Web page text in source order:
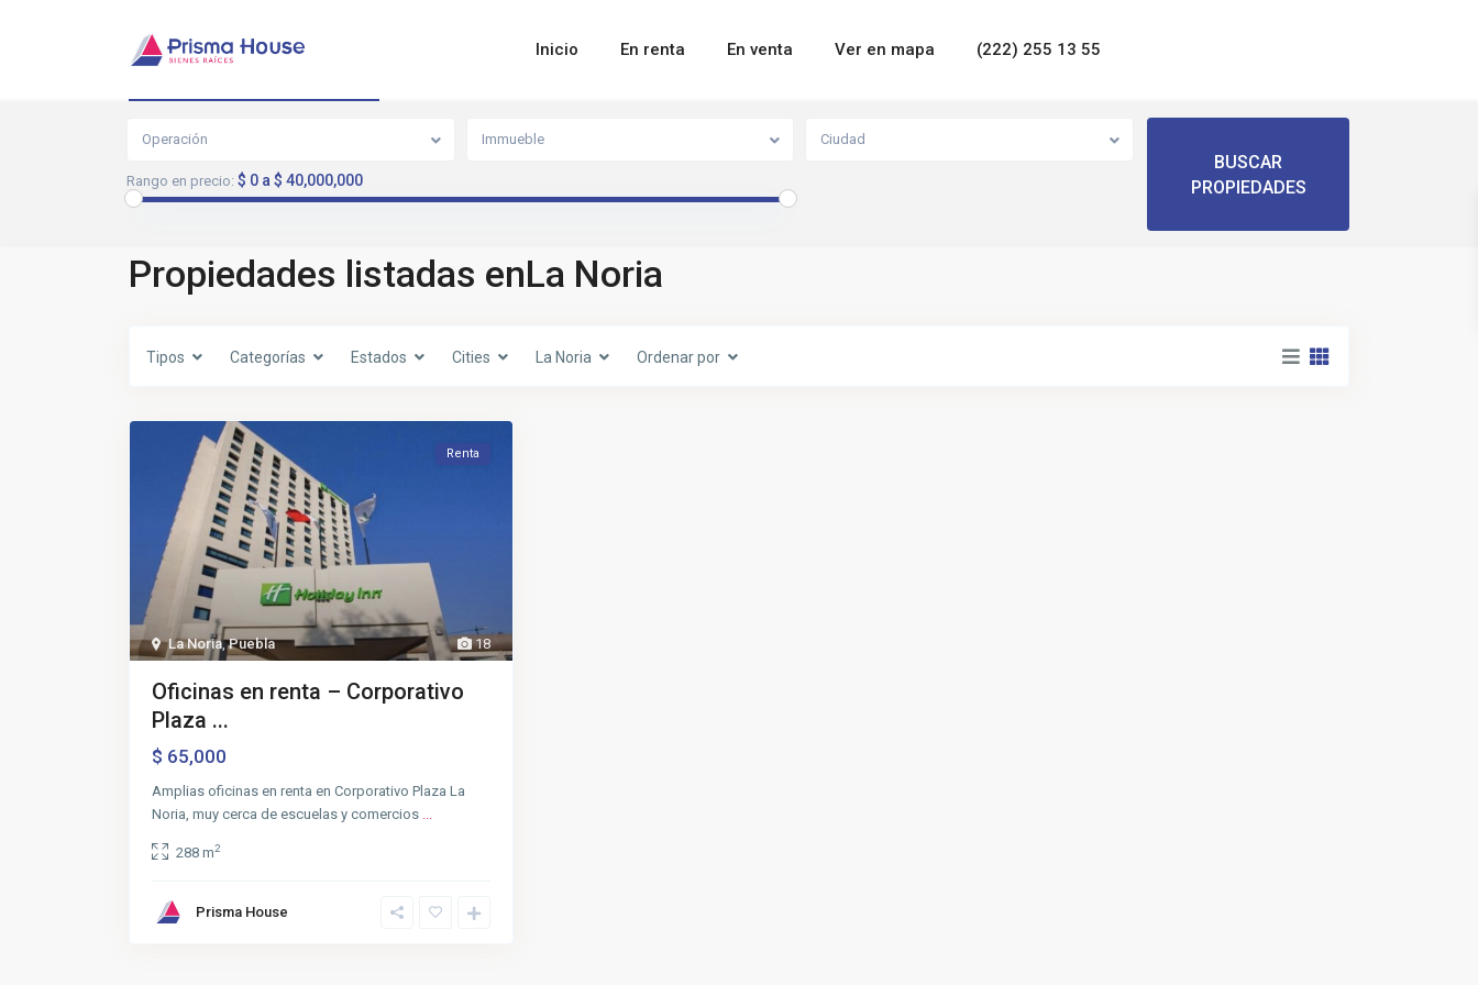
Inicio En renta En venta Ver en mapa
(222) 255 13 55
Operación Immueble Ciudad
Rango en precio: $ 0 a $ 40,000,000
Propiedades listadas enLa Noria
Tipos Categorías Estados Cities La Noria Ordenar por
18
La Noria,Puebla
Renta
Oficinas en renta – Corporativo
Plaza ...
$ 65,000
Amplias oficinas en renta en Corporativo Plaza La
Noria, muy cerca de escuelas y comercios
288 m2
Prisma House